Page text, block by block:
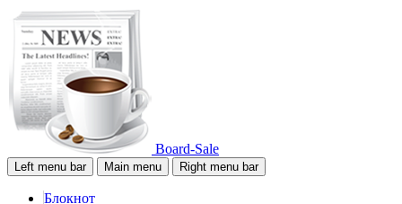
Board-Sale
Left menu bar Main menu Right menu bar
Блокнот